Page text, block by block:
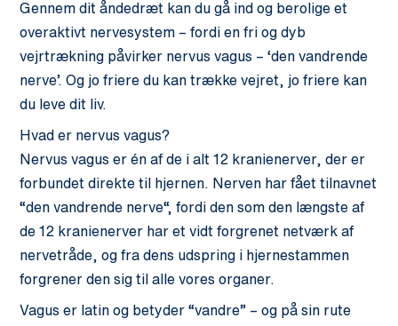
Gennem dit åndedræt kan du gå ind og berolige et
overaktivt nervesystem – fordi en fri og dyb
vejrtrækning påvirker nervus vagus – ‘den vandrende
nerve’. Og jo friere du kan trække vejret, jo friere kan
du leve dit liv.
Hvad er nervus vagus?
Nervus vagus er én af de i alt 12 kranienerver, der er
forbundet direkte til hjernen. Nerven har fået tilnavnet
“den vandrende nerve“, fordi den som den længste af
de 12 kranienerver har et vidt forgrenet netværk af
nervetråde, og fra dens udspring i hjernestammen
forgrener den sig til alle vores organer.
Vagus er latin og betyder “vandre” – og på sin rute